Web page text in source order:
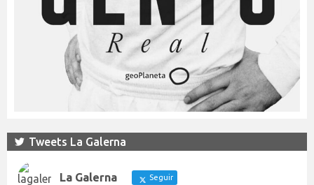
Tweets La Galerna
La Galerna Seguir